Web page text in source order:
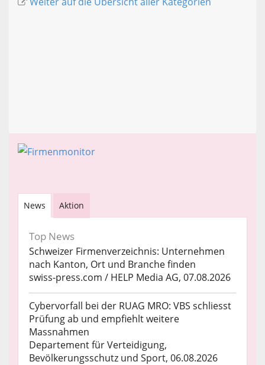
News Aktion
Top News
Schweizer Firmenverzeichnis: Unternehmen
nach Kanton, Ort und Branche finden
swiss-press.com / HELP Media AG, 07.08.2026
Cybervorfall bei der RUAG MRO: VBS schliesst
Prüfung ab und empfiehlt weitere
Massnahmen
Departement für Verteidigung,
Bevölkerungsschutz und Sport, 06.08.2026